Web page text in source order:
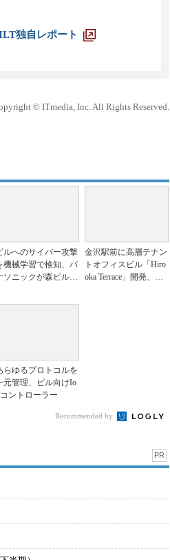
独自レポート
© ITmedia, Inc. All Rights Reserved.
ルへのサイバー攻撃
機械学習で検知、パ
ソニックが森ビルと
金沢駅前に高層テナン
トオフィスビル「Hiro
oka Terrace」開発、オ
らゆるプロトコルを
元管理、ビル向けIo
ントローラー
Recommended by
PR